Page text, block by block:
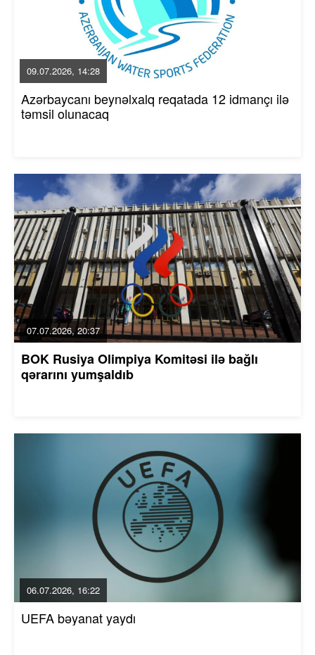
09.07.2026, 14:28
Azərbaycanı beynəlxalq reqatada 12 idmançı ilə
təmsil olunacaq
07.07.2026, 20:37
BOK Rusiya Olimpiya Komitəsi ilə bağlı
qərarını yumşaldıb
06.07.2026, 16:22
UEFA bəyanat yaydı